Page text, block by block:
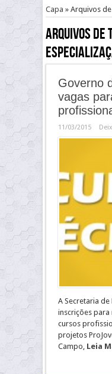
Capa » Arquivos
Arquivos de
Governo
vagas
11/03/2015
A Secretaria de
inscrições para
cursos
projetos
Campo, Leia